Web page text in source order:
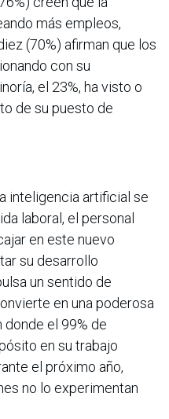
más empleos,
(70%) afirman que los
con su
el 23%, ha visto o
de su puesto de
inteligencia artificial se
laboral, el personal
en este nuevo
su desarrollo
un sentido de
en una poderosa
el 99% de
en su trabajo
el próximo año,
no lo experimentan